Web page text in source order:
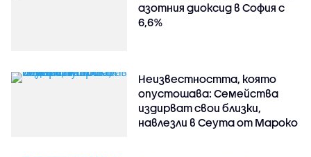
азотния диоксид в София с
6,6%
Неизвестността, която
опустошава: Семейства
издирват свои близки,
навлезли в Сеута от Мароко